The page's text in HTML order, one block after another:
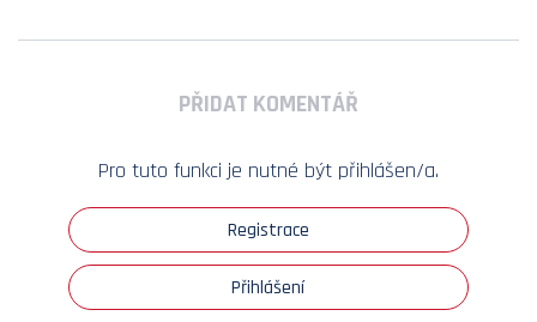
PŘIDAT KOMENTÁŘ
Pro tuto funkci je nutné být přihlášen/a.
Registrace
Přihlášení